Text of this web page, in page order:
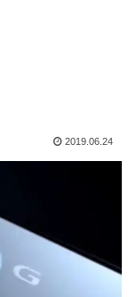
2019.06.24